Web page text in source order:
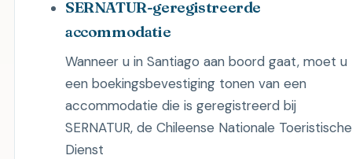
SERNATUR-geregistreerde
accommodatie
Wanneer u in Santiago aan boord gaat, moet u
een boekingsbevestiging tonen van een
accommodatie die is geregistreerd bij
SERNATUR, de Chileense Nationale Toeristische
Dienst